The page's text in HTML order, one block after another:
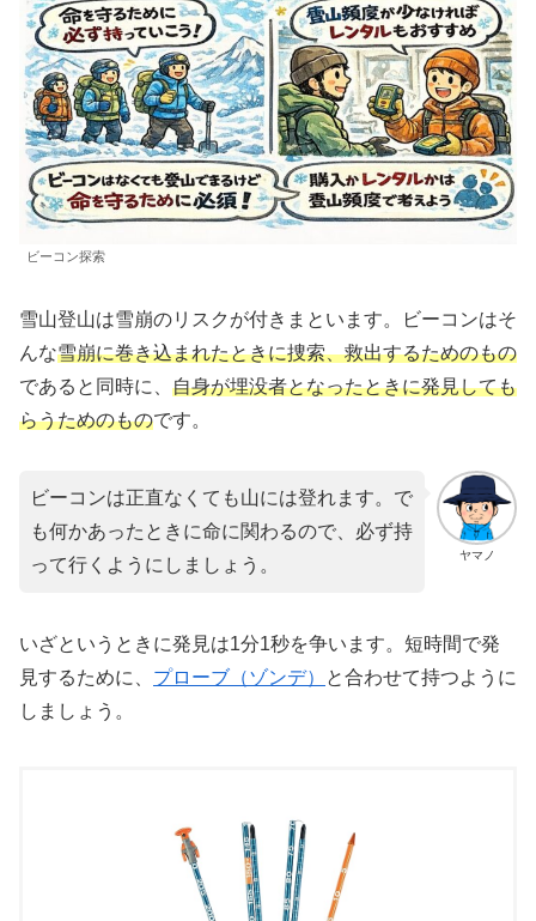
ビーコン探索
雪山登山は雪崩のリスクが付きまといます。ビーコンはそ
んな雪崩に巻き込まれたときに捜索、救出するためのもの
であると同時に、 自身が埋没者となったときに発見しても
らうためのものです。
ヤマノ
ビーコンは正直なくても山には登れます。で
も何かあったときに命に関わるので、必ず持
って行くようにしましょう。
いざというときに発見は1分1秒を争います。短時間で発
見するために、 プローブ（ゾンデ）
と合わせて持つように
しましょう。